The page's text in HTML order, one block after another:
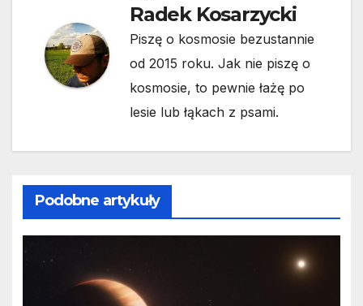
Radek Kosarzycki
Piszę o kosmosie bezustannie
od 2015 roku. Jak nie piszę o
kosmosie, to pewnie łażę po
lesie lub łąkach z psami.
Podobne artykuły